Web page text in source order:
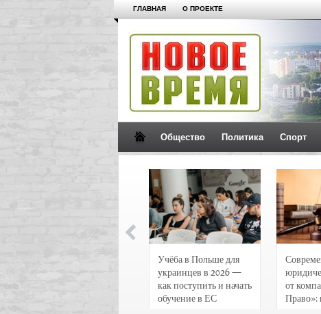
ГЛАВНАЯ О ПРОЕКТЕ
Общество Политика Спорт
Учёба в Польше для
украинцев в 2026 —
как поступить и начать
обучение в ЕС
от
Право»: